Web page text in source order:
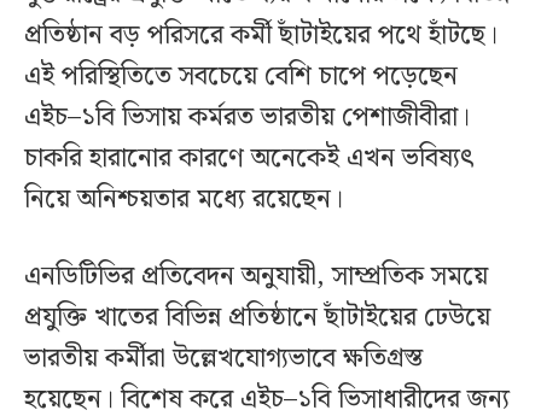
প্রতিষ্ঠান বড় পরিসরে কর্মী ছাঁটাইয়ের পথে হাঁটছে।
এই পরিস্থিতিতে সবচেয়ে বেশি চাপে পড়েছেন
এইচ–১বি ভিসায় কর্মরত ভারতীয় পেশাজীবীরা।
চাকরি হারানোর কারণে অনেকেই এখন ভবিষ্যৎ
নিয়ে অনিশ্চয়তার মধ্যে রয়েছেন।
এনডিটিভির প্রতিবেদন অনুযায়ী, সাম্প্রতিক সময়ে
প্রযুক্তি খাতের বিভিন্ন প্রতিষ্ঠানে ছাঁটাইয়ের ঢেউয়ে
ভারতীয় কর্মীরা উল্লেখযোগ্যভাবে ক্ষতিগ্রস্ত
হয়েছেন। বিশেষ করে এইচ–১বি ভিসাধারীদের জন্য